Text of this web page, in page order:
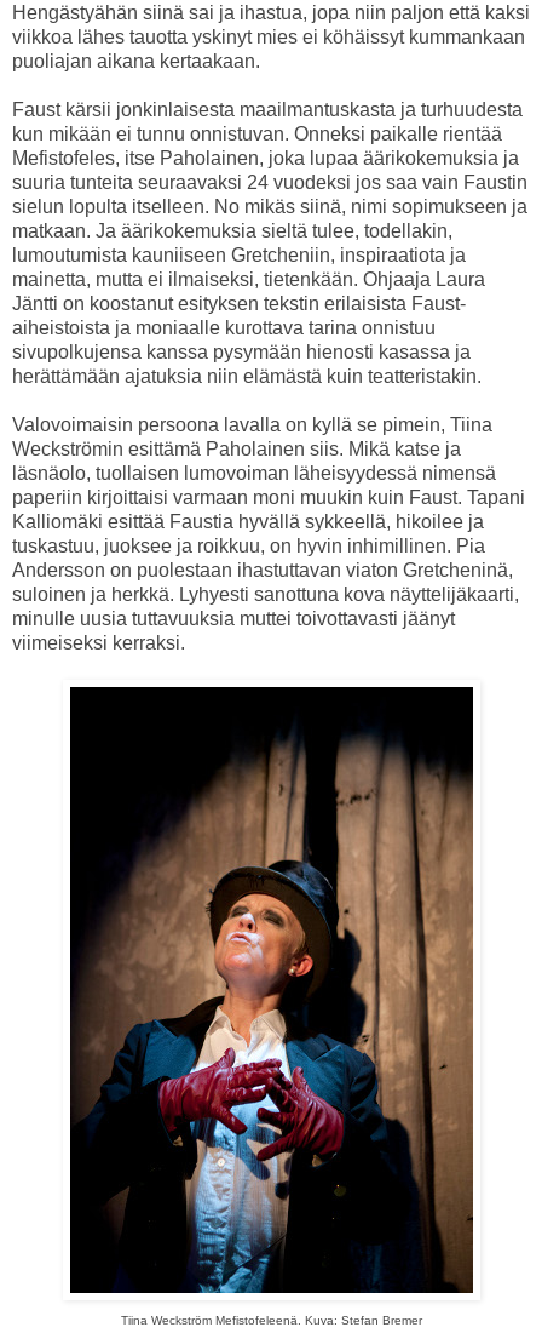
Hengästyähän siinä sai ja ihastua, jopa niin paljon että kaksi
viikkoa lähes tauotta yskinyt mies ei köhäissyt kummankaan
puoliajan aikana kertaakaan.
Faust kärsii jonkinlaisesta maailmantuskasta ja turhuudesta
kun mikään ei tunnu onnistuvan. Onneksi paikalle rientää
Mefistofeles, itse Paholainen, joka lupaa äärikokemuksia ja
suuria tunteita seuraavaksi 24 vuodeksi jos saa vain Faustin
sielun lopulta itselleen. No mikäs siinä, nimi sopimukseen ja
matkaan. Ja äärikokemuksia sieltä tulee, todellakin,
lumoutumista kauniiseen Gretcheniin, inspiraatiota ja
mainetta, mutta ei ilmaiseksi, tietenkään. Ohjaaja Laura
Jäntti on koostanut esityksen tekstin erilaisista Faust-
aiheistoista ja moniaalle kurottava tarina onnistuu
sivupolkujensa kanssa pysymään hienosti kasassa ja
herättämään ajatuksia niin elämästä kuin teatteristakin.
Valovoimaisin persoona lavalla on kyllä se pimein, Tiina
Weckströmin esittämä Paholainen siis. Mikä katse ja
läsnäolo, tuollaisen lumovoiman läheisyydessä nimensä
paperiin kirjoittaisi varmaan moni muukin kuin Faust. Tapani
Kalliomäki esittää Faustia hyvällä sykkeellä, hikoilee ja
tuskastuu, juoksee ja roikkuu, on hyvin inhimillinen. Pia
Andersson on puolestaan ihastuttavan viaton Gretcheninä,
suloinen ja herkkä. Lyhyesti sanottuna kova näyttelijäkaarti,
minulle uusia tuttavuuksia muttei toivottavasti jäänyt
viimeiseksi kerraksi.
Tiina Weckström Mefistofeleenä. Kuva: Stefan Bremer